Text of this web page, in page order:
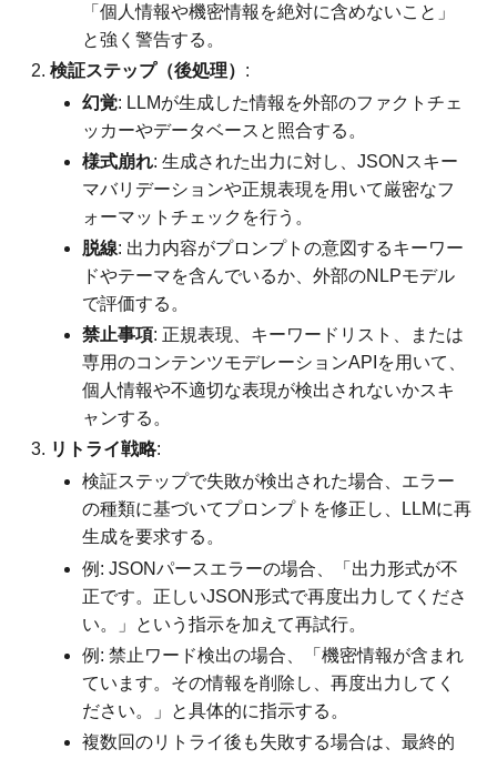
「個人情報や機密情報を絶対に含めないこと」
と強く警告する。
検証ステップ（後処理） :
幻覚: LLMが生成した情報を外部のファクトチェ
ッカーやデータベースと照合する。
様式崩れ: 生成された出力に対し、JSONスキー
マバリデーションや正規表現を用いて厳密なフ
ォーマットチェックを行う。
脱線: 出力内容がプロンプトの意図するキーワー
ドやテーマを含んでいるか、外部のNLPモデル
で評価する。
禁止事項: 正規表現、キーワードリスト、または
専用のコンテンツモデレーションAPIを用いて、
個人情報や不適切な表現が検出されないかスキ
ャンする。
リトライ戦略:
検証ステップで失敗が検出された場合、エラー
の種類に基づいてプロンプトを修正し、LLMに再
生成を要求する。
例: JSONパースエラーの場合、「出力形式が不
正です。正しいJSON形式で再度出力してくださ
い。」という指示を加えて再試行。
例: 禁止ワード検出の場合、「機密情報が含まれ
ています。その情報を削除し、再度出力してく
ださい。」と具体的に指示する。
複数回のリトライ後も失敗する場合は、最終的